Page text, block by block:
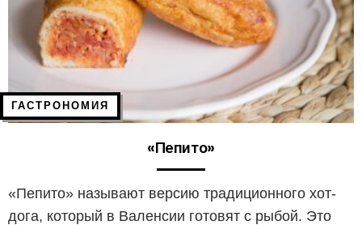
ГАСТРОНОМИЯ
«Пепито»
«Пепито» называют версию традиционного хот-
дога, который в Валенсии готовят с рыбой. Это